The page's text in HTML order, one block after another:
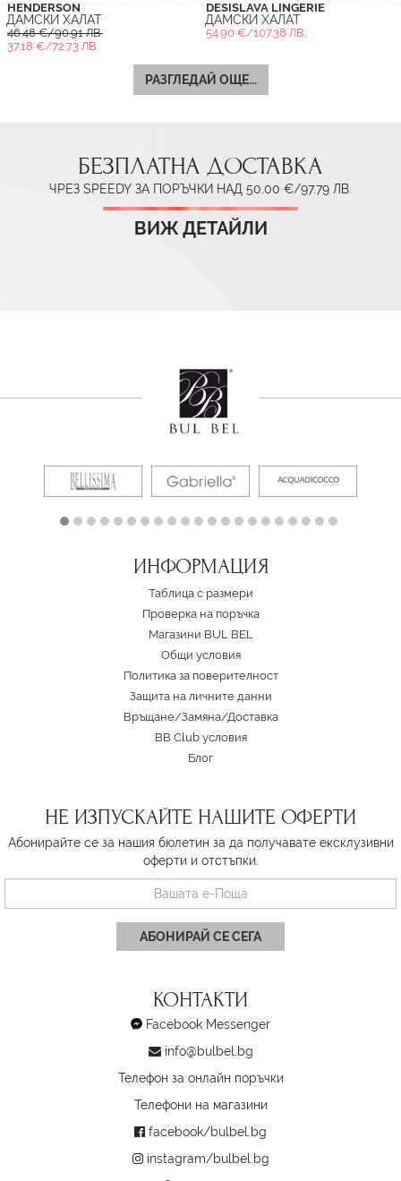
HENDERSON
ДАМСКИ ХАЛАТ
46.48 €/90.91 ЛВ.
37.18 €/72.73 ЛВ.
DESISLAVA LINGERIE
ДАМСКИ ХАЛАТ
54.90 €/107.38 ЛВ.
РАЗГЛЕДАЙ ОЩЕ...
БЕЗПЛАТНА ДОСТАВКА
ЧРЕЗ SPEEDY ЗА ПОРЪЧКИ НАД 50.00 €/97.79 ЛВ.
ВИЖ ДЕТАЙЛИ
ИНФОРМАЦИЯ
Таблица с размери
Проверка на поръчка
Магазини BUL BEL
Oбщи условия
Политика за поверителност
Защита на личните данни
Връщане/Замяна/Доставка
BB Club условия
Блог
НЕ ИЗПУСКАЙТЕ НАШИТЕ ОФЕРТИ
Абонирайте се за нашия бюлетин за да получавате ексклузивни
оферти и отстъпки.
АБОНИРАЙ СЕ СЕГА
КОНТАКТИ
Facebook Messenger
info@bulbel.bg
Телефон за онлайн поръчки
Телефони на магазини
facebook/bulbel.bg
instagram/bulbel.bg